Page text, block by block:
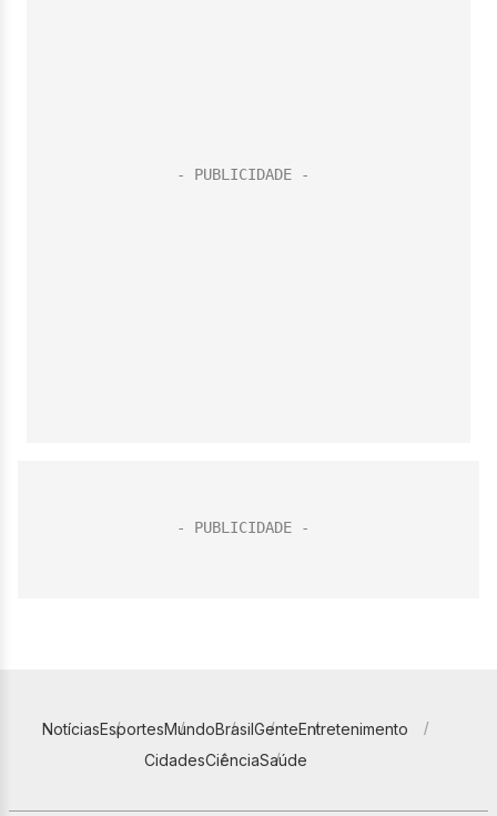
NotíciasEsportesMundoBrasilGenteEntretenimento
CidadesCiênciaSaúde